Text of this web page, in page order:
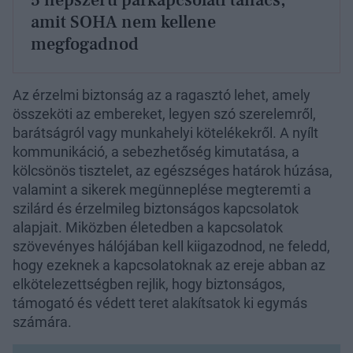
amit SOHA nem kellene
megfogadnod
Az érzelmi biztonság az a ragasztó lehet, amely
összeköti az embereket, legyen szó szerelemről,
barátságról vagy munkahelyi kötelékekről. A nyílt
kommunikáció, a sebezhetőség kimutatása, a
kölcsönös tisztelet, az egészséges határok húzása,
valamint a sikerek megünneplése megteremti a
szilárd és érzelmileg biztonságos kapcsolatok
alapjait. Miközben életedben a kapcsolatok
szövevényes hálójában kell kiigazodnod, ne feledd,
hogy ezeknek a kapcsolatoknak az ereje abban az
elkötelezettségben rejlik, hogy biztonságos,
támogató és védett teret alakítsatok ki egymás
számára.